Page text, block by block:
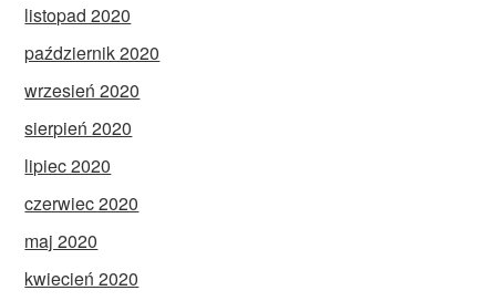
listopad 2020
październik 2020
wrzesień 2020
sierpień 2020
lipiec 2020
czerwiec 2020
maj 2020
kwiecień 2020